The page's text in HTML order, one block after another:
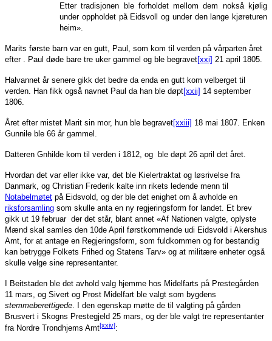
Etter tradisjonen ble forholdet mellom dem nokså kjølig
under oppholdet på Eidsvoll og under den lange kjøreturen
heim».
Marits første barn var en gutt, Paul, som kom til verden på vårparten året
efter . Paul døde bare tre uker gammel og ble begravet[xxi] 21 april 1805.
Halvannet år senere gikk det bedre da enda en gutt kom velberget til
verden. Han fikk også navnet Paul da han ble døpt[xxii] 14 september
1806.
Året efter mistet Marit sin mor, hun ble begravet[xxiii] 18 mai 1807. Enken
Gunnile ble 66 år gammel.
Datteren Gnhilde kom til verden i 1812, og ble døpt 26 april det året.
Hvordan det var eller ikke var, det ble Kielertraktat og løsrivelse fra
Danmark, og Christian Frederik kalte inn rikets ledende menn til
Notabelmøtet på Eidsvold, og der ble det enighet om å avholde en
riksforsamling som skulle anta en ny regjeringsform for landet. Et brev
gikk ut 19 februar der det står, blant annet «Af Nationen valgte, oplyste
Mænd skal samles den 10de April førstkommende udi Eidsvold i Akershus
Amt, for at antage en Regjeringsform, som fuldkommen og for bestandig
kan betrygge Folkets Frihed og Statens Tarv» og at militære enheter også
skulle velge sine representanter.
I Beitstaden ble det avhold valg hjemme hos Midelfarts på Prestegården
11 mars, og Sivert og Prost Midelfart ble valgt som bygdens
stemmeberettigede . I den egenskap møtte de til valgting på gården
Brusvert i Skogns Prestegjeld 25 mars, og der ble valgt tre representanter
fra Nordre Trondhjems Amt[xxiv]: